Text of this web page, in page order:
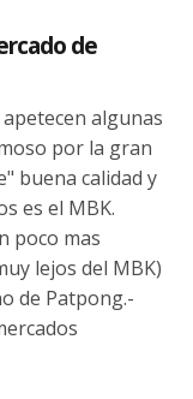
de
algunas
por la gran
buena calidad y
es el MBK.
poco mas
lejos del MBK)
de Patpong.-